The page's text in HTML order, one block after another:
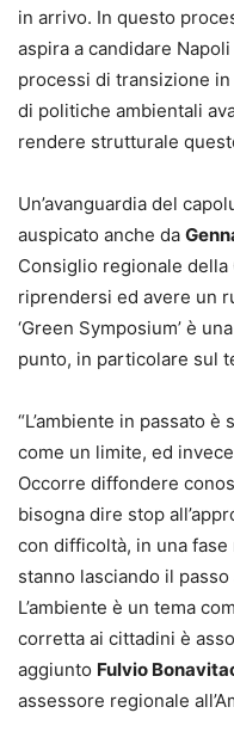
in arrivo. In questo
aspira a candidare
processi di transizione in
di politiche ambientali
rendere strutturale
Un’avanguardia del
auspicato anche da
Consiglio regionale della
riprendersi ed avere un
‘Green Symposium’ è
punto, in particolare sul
“L’ambiente in passato
come un limite, ed
Occorre diffondere
bisogna dire stop
con difficoltà, in una
stanno lasciando il
L’ambiente è un tema
corretta ai cittadini è
aggiunto Fulvio
assessore regionale